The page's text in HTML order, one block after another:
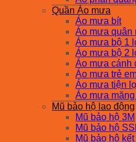
Quần Áo mưa
Áo mưa bít
Áo mưa quân
Áo mưa bộ 1
Áo mưa bộ 2
Áo mưa cánh
Áo mưa trẻ
Áo mưa tiện
Áo mưa măng
Mũ bảo hộ lao động
Mũ bảo hộ 3M
Mũ bảo hộ
Mũ bảo hộ